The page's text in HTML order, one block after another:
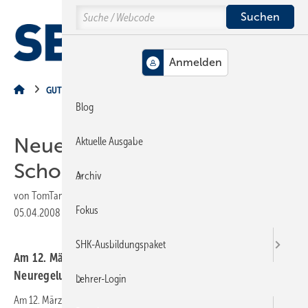
Hauptinhalt
Hauptmenü
SiteSearch
GUT ZU WISSEN
Neues vom
Schornsteinfegergesetz
von TomTank
05.04.2008
Druckvorschau
Am 12. März 2008 ist vom Bundeskabinett das Gesetz zur
Neuregelun
Am 12. März 2008 ist vom Bundeskabinett das Gesetz zur Neuregelung
Search
Blog
Aktuelle Ausgabe
Archiv
Fokus
SHK-Ausbildungspaket
Lehrer-Login